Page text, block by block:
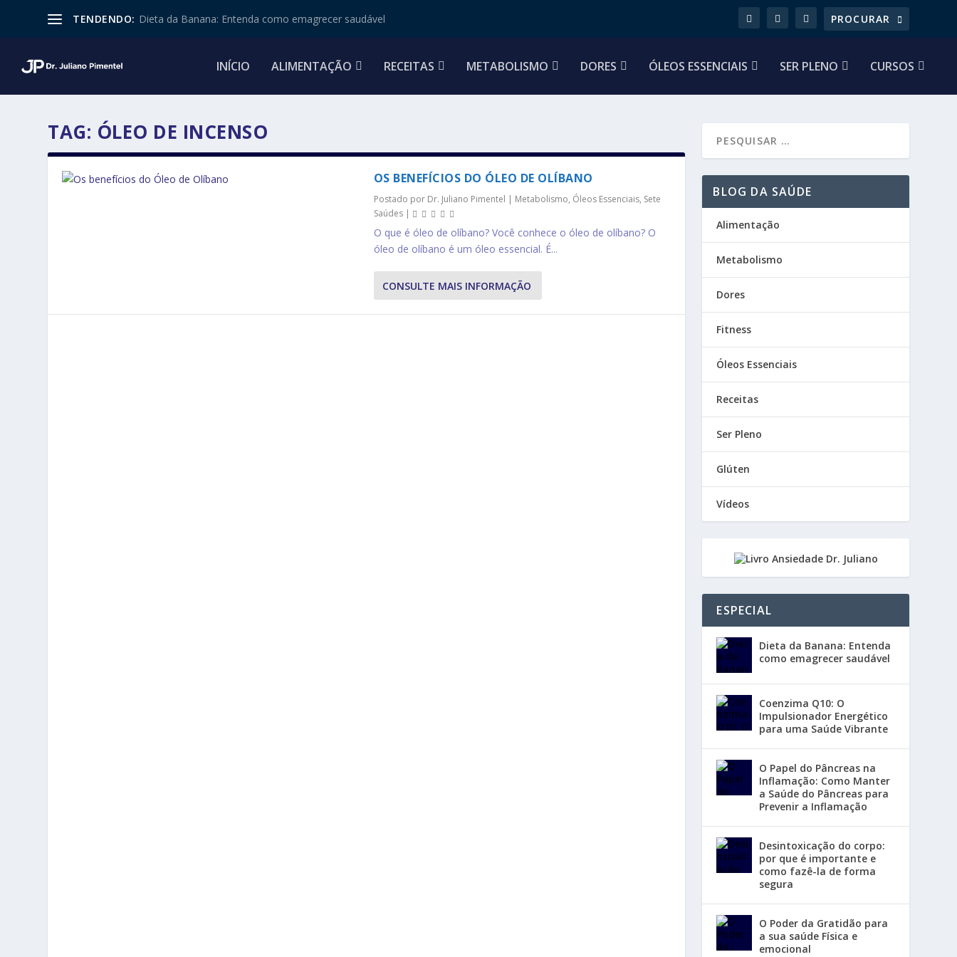
TENDENDO: Dieta da Banana: Entenda como emagrecer saudável
INÍCIO ALIMENTAÇÃO RECEITAS METABOLISMO DORES ÓLEOS ESSENCIAIS SER PLENO CURSOS
TAG: ÓLEO DE INCENSO
OS BENEFÍCIOS DO ÓLEO DE OLÍBANO
Postado por Dr. Juliano Pimentel | Metabolismo, Óleos Essenciais, Sete
Saúdes|
O que é óleo de olíbano? Você conhece o óleo de olíbano? O
óleo de olíbano é um óleo essencial. É...
CONSULTE MAIS INFORMAÇÃO
BLOG DA SAÚDE
Alimentação
Metabolismo
Dores
Fitness
Óleos Essenciais
Receitas
Ser Pleno
Glúten
Vídeos
ESPECIAL
Dieta da Banana: Entenda
como emagrecer saudável
Coenzima Q10: O
Impulsionador Energético
para uma Saúde Vibrante
O Papel do Pâncreas na
Inflamação: Como Manter
a Saúde do Pâncreas para
Prevenir a Inflamação
Desintoxicação do corpo:
por que é importante e
como fazê-la de forma
segura
O Poder da Gratidão para
a sua saúde Física e
emocional